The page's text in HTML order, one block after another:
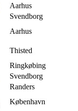
Aarhus
Svendborg
Aarhus
Thisted
Ringkøbing
Svendborg
Randers
København